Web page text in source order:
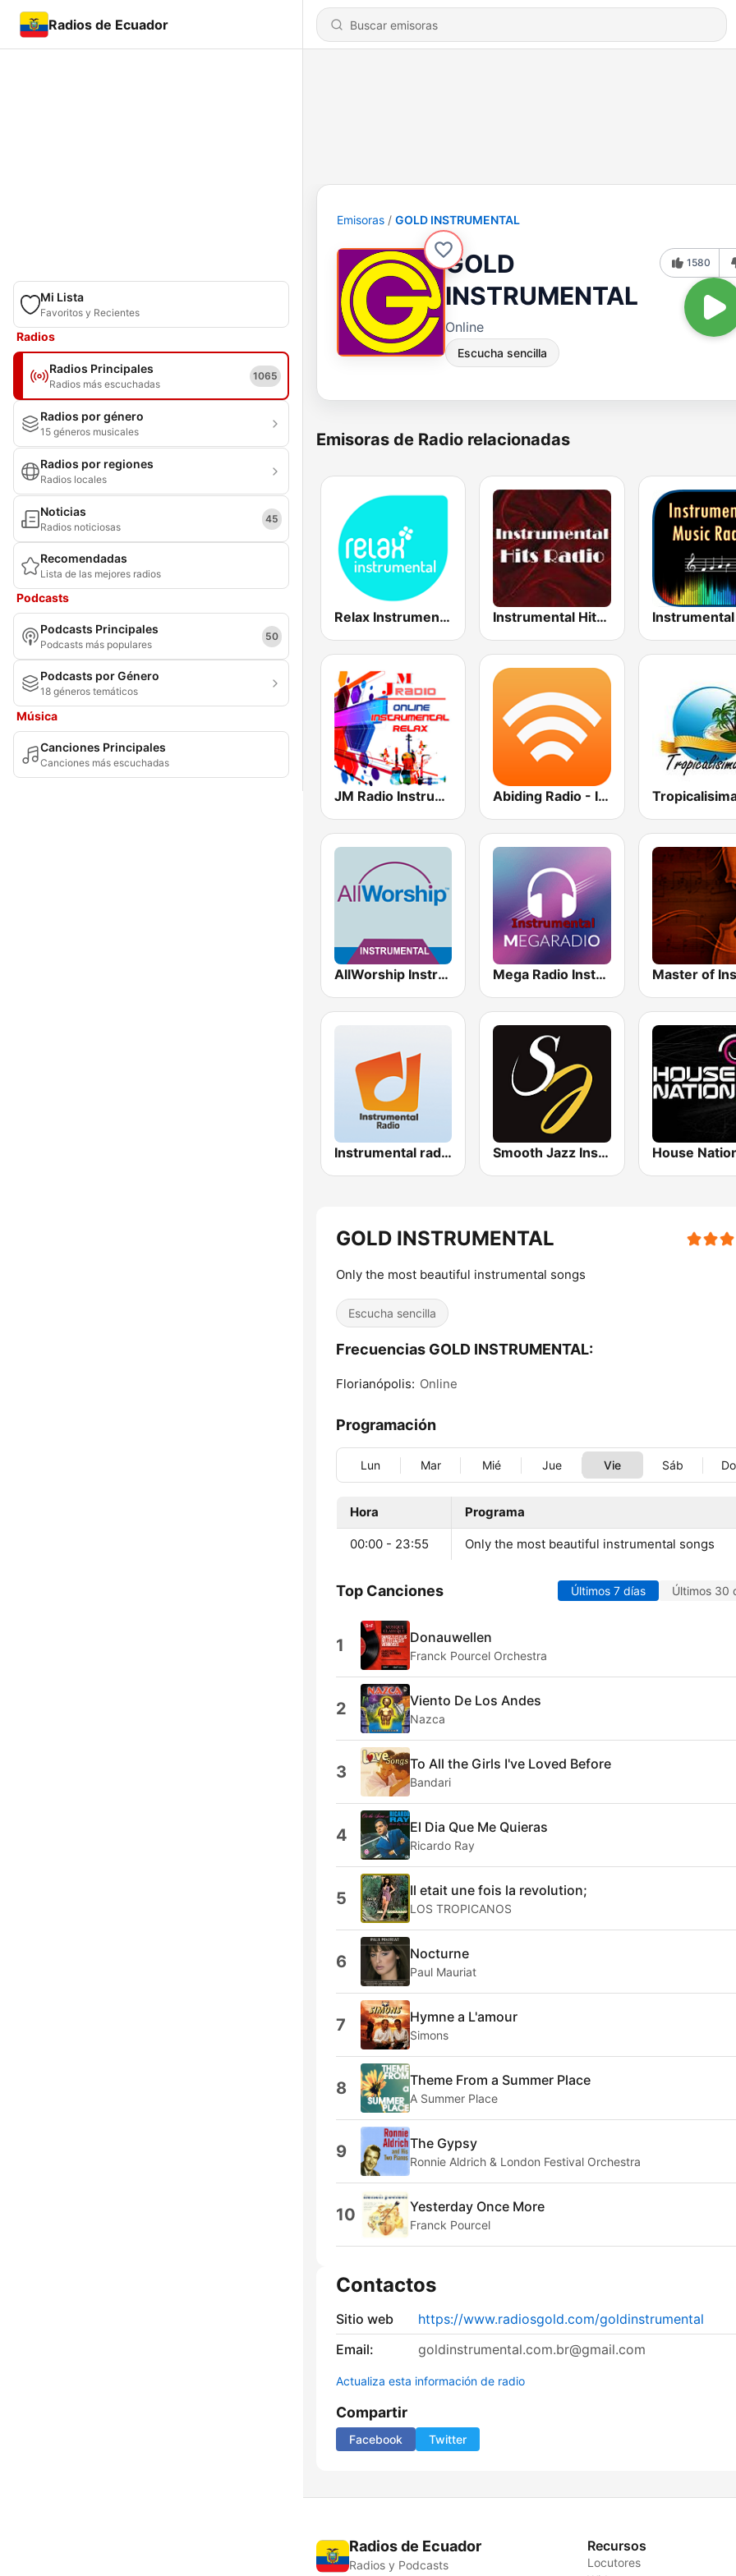
Radios de Ecuador
Mi Lista
Favoritos y Recientes
Radios
Radios Principales
Radios más escuchadas
1065
Radios por género
15 géneros musicales
Radios por regiones
Radios locales
Noticias
Radios noticiosas
45
Recomendadas
Lista de las mejores radios
Podcasts
Podcasts Principales
Podcasts más populares
50
Podcasts por Género
18 géneros temáticos
Música
Canciones Principales
Canciones más escuchadas
Emisoras GOLD INSTRUMENTAL
GOLD
INSTRUMENTAL
Online
Escucha sencilla
1580
Emisoras de Radio relacionadas
Relax Instrumental Instrumental Hits Radio
JM Radio Instrumental Relax Abiding Radio - Instrumental
AllWorship Instrumental Mega Radio Instrumental
Instrumental radio Smooth Jazz Instrumental House
GOLD INSTRUMENTAL
Only the most beautiful instrumental songs
Escucha sencilla
Frecuencias GOLD INSTRUMENTAL:
Florianópolis: Online
Programación
Lun Mar Mié Jue Vie Sáb
Hora Programa
00:00 - 23:55 Only the most beautiful instrumental songs
Top Canciones Últimos 7 días Últimos 30
1 Donauwellen
Franck Pourcel Orchestra
2 Viento De Los Andes
Nazca
3 To All the Girls I've Loved Before
Bandari
4 El Dia Que Me Quieras
Ricardo Ray
5 Il etait une fois la revolution;
LOS TROPICANOS
6 Nocturne
Paul Mauriat
7 Hymne a L'amour
Simons
8 Theme From a Summer Place
A Summer Place
9 The Gypsy
Ronnie Aldrich & London Festival Orchestra
10 Yesterday Once More
Franck Pourcel
Contactos
Sitio web
https://www.radiosgold.com/goldinstrumental
Email:
goldinstrumental.com.br@gmail.com
Actualiza esta información de radio
Compartir
Facebook Twitter
Radios de Ecuador
Radios y Podcasts
Recursos
Locutores